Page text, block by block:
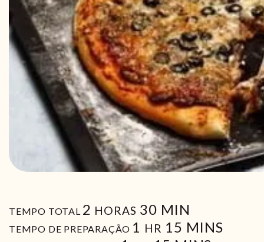
TEMPO TOTAL 2 HORAS
HORAS 30MIN
MIN
TEMPO DE PREPARAÇÃO 1 HORA
HR 15 MIN
MINS